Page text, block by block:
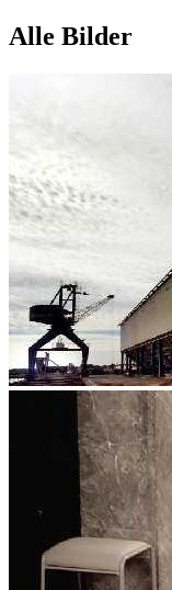
Alle Bilder